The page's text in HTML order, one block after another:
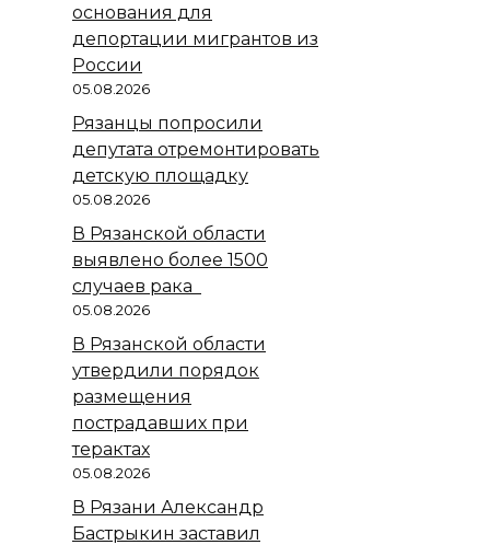
основания для
депортации мигрантов из
России
05.08.2026
Рязанцы попросили
депутата отремонтировать
детскую площадку
05.08.2026
В Рязанской области
выявлено более 1500
случаев рака
05.08.2026
В Рязанской области
утвердили порядок
размещения
пострадавших при
терактах
05.08.2026
В Рязани Александр
Бастрыкин заставил